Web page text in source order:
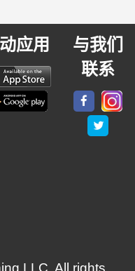
应用
与我们
联系
LLC. All rights